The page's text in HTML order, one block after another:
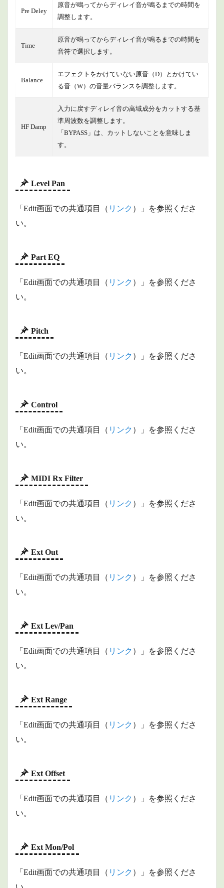
Pre Deley
原音が鳴ってからディレイ音が鳴るまでの時間を
調整します。
Time
原音が鳴ってからディレイ音が鳴るまでの時間を
音符で選択します。
Balance
エフェクトをかけていない原音（D）とかけてい
る音（W）の音量バランスを調整します。
HF Damp
入力に戻すディレイ音の高域成分をカットする基
準周波数を調整します。
「BYPASS」は、カットしないことを意味しま
す。
Level Pan
「Edit画面での共通項目（ リンク ）」を参照くださ
い。
Part EQ
「Edit画面での共通項目（ リンク ）」を参照くださ
い。
Pitch
「Edit画面での共通項目（ リンク ）」を参照くださ
い。
Control
「Edit画面での共通項目（ リンク ）」を参照くださ
い。
MIDI Rx Filter
「Edit画面での共通項目（ リンク ）」を参照くださ
い。
Ext Out
「Edit画面での共通項目（ リンク ）」を参照くださ
い。
Ext Lev/Pan
「Edit画面での共通項目（ リンク ）」を参照くださ
い。
Ext Range
「Edit画面での共通項目（ リンク ）」を参照くださ
い。
Ext Offset
「Edit画面での共通項目（ リンク ）」を参照くださ
い。
Ext Mon/Pol
「Edit画面での共通項目（ リンク ）」を参照くださ